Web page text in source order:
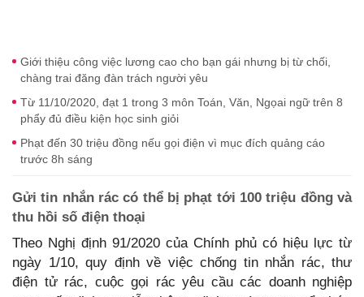
Giới thiệu công việc lương cao cho bạn gái nhưng bị từ chối,
chàng trai đăng đàn trách người yêu
Từ 11/10/2020, đạt 1 trong 3 môn Toán, Văn, Ngọai ngữ trên 8
phẩy đủ điều kiện học sinh giỏi
Phạt đến 30 triệu đồng nếu gọi điện vì mục đích quảng cáo
trước 8h sáng
Gửi tin nhắn rác có thể bị phạt tới 100 triệu đồng và
thu hồi số điện thoại
Theo Nghị định 91/2020 của Chính phủ có hiệu lực từ
ngày 1/10, quy định về việc chống tin nhắn rác, thư
điện tử rác, cuộc gọi rác yêu cầu các doanh nghiệp